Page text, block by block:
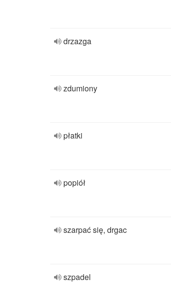
drzazga
zdumiony
płatki
popiół
szarpać się, drgac
szpadel